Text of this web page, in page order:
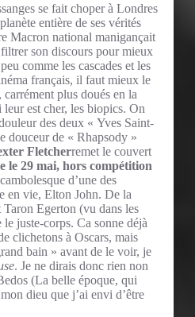
se fait choper à Londres
entière de ses vérités
Macron national manigançait
son discours pour mieux
comme les cascades et les
français, il faut mieux le
plus doués en la
est cher, les biopics. On
des deux « Yves Saint-
douceur de « Rhapsody »
Fletcherremet le couvert
le 29 mai, hors compétition
d’une des
en vie, Elton John. De la
Taron Egerton (vu dans les
juste-corps. Ca sonne déjà
clichetons à Oscars, mais
bain » avant de le voir, je
. Je ne dirais donc rien non
(La belle époque, qui
dieu que j’ai envi d’être